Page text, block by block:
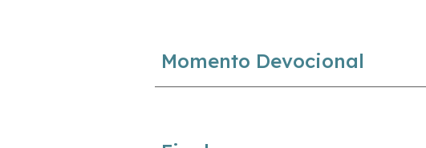
Momento Devocional